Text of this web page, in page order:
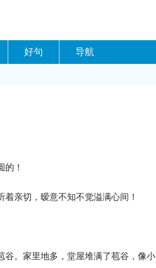
好句 导航
的！
亲切，暧意不知不觉溢满心间！
谷。家里地多，堂屋堆满了苞谷，像小